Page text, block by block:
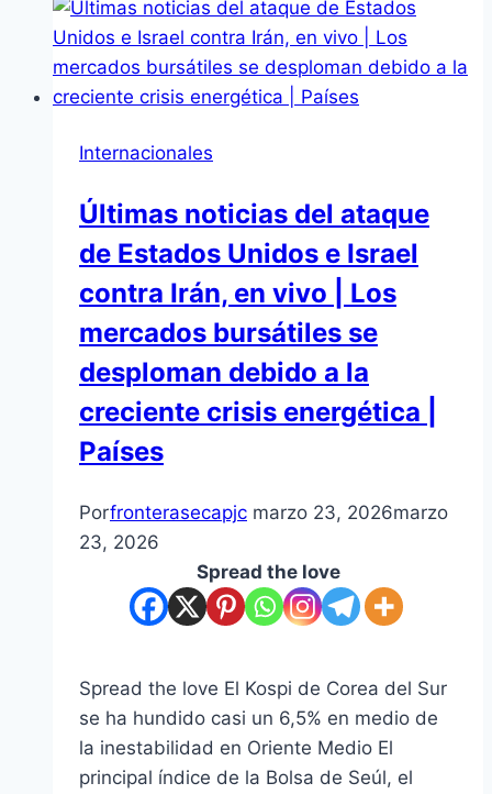
Internacionales
Últimas noticias del ataque
de Estados Unidos e Israel
contra Irán, en vivo | Los
mercados bursátiles se
desploman debido a la
creciente crisis energética |
Países
Porfronterasecapjc marzo 23, 2026marzo
23, 2026
Spread the love
Spread the love El Kospi de Corea del Sur
se ha hundido casi un 6,5% en medio de
la inestabilidad en Oriente Medio El
principal índice de la Bolsa de Seúl, el